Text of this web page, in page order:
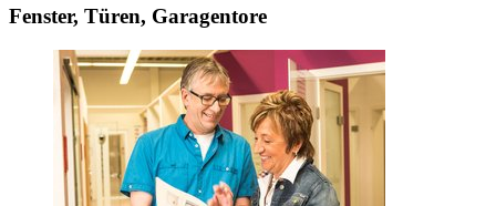
Fenster, Türen, Garagentore